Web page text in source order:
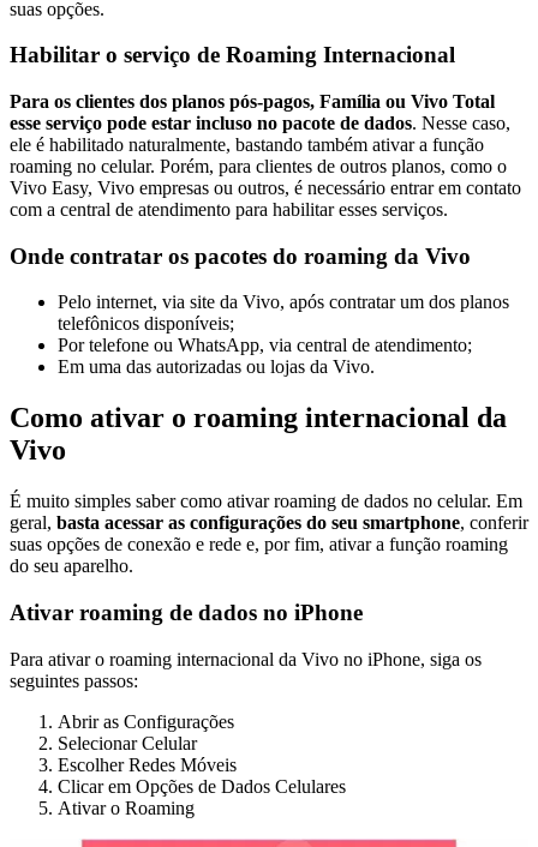
suas opções.
Habilitar o serviço de Roaming Internacional
Para os clientes dos planos pós-pagos, Família ou Vivo Total
esse serviço pode estar incluso no pacote de dados. Nesse caso,
ele é habilitado naturalmente, bastando também ativar a função
roaming no celular. Porém, para clientes de outros planos, como o
Vivo Easy, Vivo empresas ou outros, é necessário entrar em contato
com a central de atendimento para habilitar esses serviços.
Onde contratar os pacotes do roaming da Vivo
Pelo internet, via site da Vivo, após contratar um dos planos
telefônicos disponíveis;
Por telefone ou WhatsApp, via central de atendimento;
Em uma das autorizadas ou lojas da Vivo.
Como ativar o roaming internacional da
Vivo
É muito simples saber como ativar roaming de dados no celular. Em
geral, basta acessar as configurações do seu smartphone, conferir
suas opções de conexão e rede e, por fim, ativar a função roaming
do seu aparelho.
Ativar roaming de dados no iPhone
Para ativar o roaming internacional da Vivo no iPhone, siga os
seguintes passos:
Abrir as Configurações
Selecionar Celular
Escolher Redes Móveis
Clicar em Opções de Dados Celulares
Ativar o Roaming